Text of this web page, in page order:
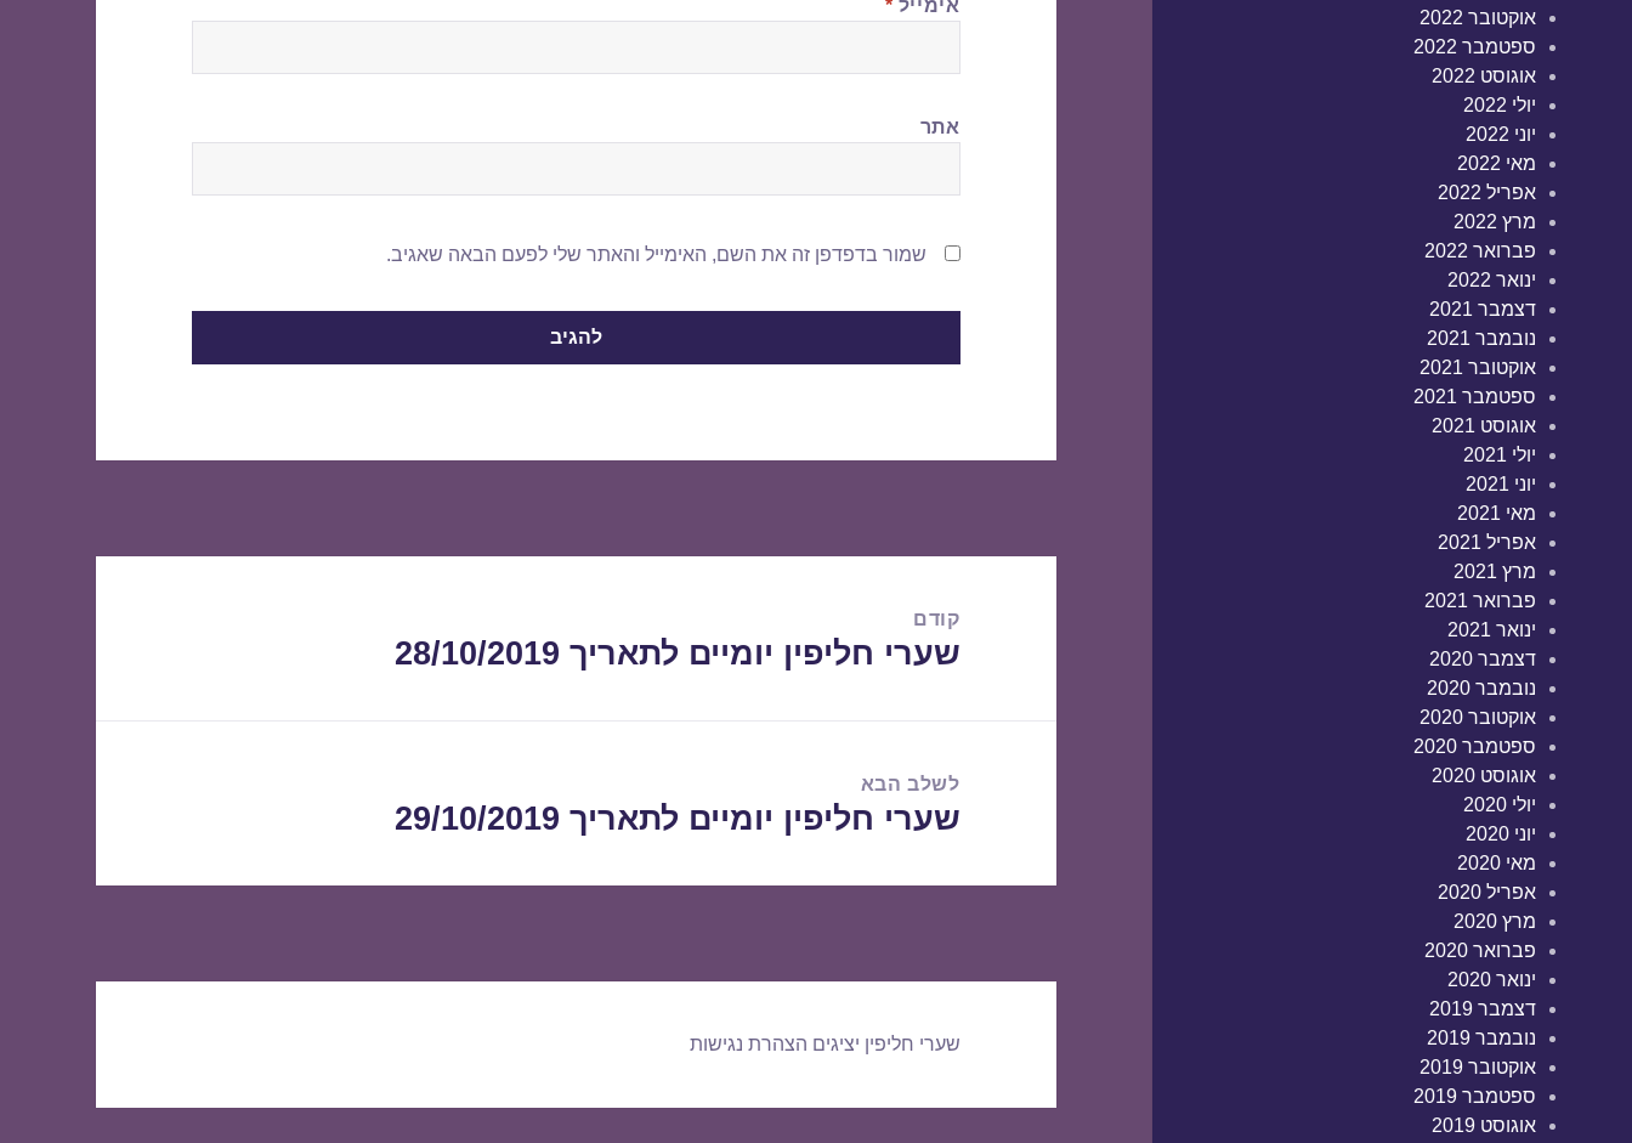
אוקטובר 2022
ספטמבר 2022
אוגוסט 2022
יולי 2022
יוני 2022
מאי 2022
אפריל 2022
מרץ 2022
פברואר 2022
ינואר 2022
דצמבר 2021
נובמבר 2021
אוקטובר 2021
ספטמבר 2021
אוגוסט 2021
יולי 2021
יוני 2021
מאי 2021
אפריל 2021
מרץ 2021
פברואר 2021
ינואר 2021
דצמבר 2020
נובמבר 2020
אוקטובר 2020
ספטמבר 2020
אוגוסט 2020
יולי 2020
יוני 2020
מאי 2020
אפריל 2020
מרץ 2020
פברואר 2020
ינואר 2020
דצמבר 2019
נובמבר 2019
אוקטובר 2019
ספטמבר 2019
אוגוסט 2019
אימייל *
אתר
שמור בדפדפן זה את השם, האימייל והאתר שלי לפעם הבאה שאגיב.
קודם
הפוסט
שערי חליפין יומיים לתאריך 28/10/2019
לשלב הבא
הפוסט
שערי חליפין יומיים לתאריך 29/10/2019
שערי חליפין יציגים הצהרת נגישות